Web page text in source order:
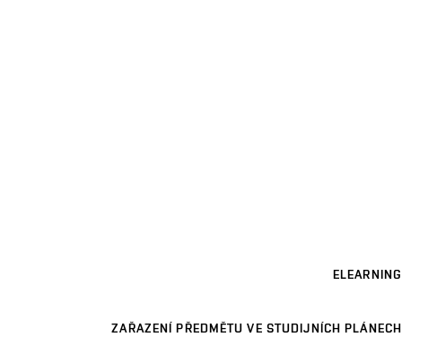
ELEARNING
ZAŘAZENÍ PŘEDMĚTU VE STUDIJNÍCH PLÁNECH